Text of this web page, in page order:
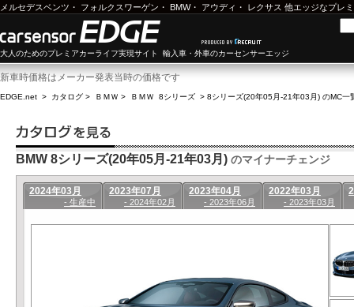
メルセデスベンツ ・ フォルクスワーゲン ・ BMW・ アウディ ・ レクサス 他エッジなプレ
大人のためのプレミアカーライフ実現サイト 輸入車・外車のカーセンサーエッジ
新車時価格はメーカー発表当時の価格です
EDGE.net > カタログ > ＢＭＷ > ＢＭＷ 8シリーズ > 8シリーズ(20年05月-21年03月) のMC一
BMW 8シリーズ(20年05月-21年03月) のマイナーチェンジ
2024年03月
- 生産中
2023年07月
- 2024年02月
2023年04月
- 2023年06月
2022年03月
- 2023年03月